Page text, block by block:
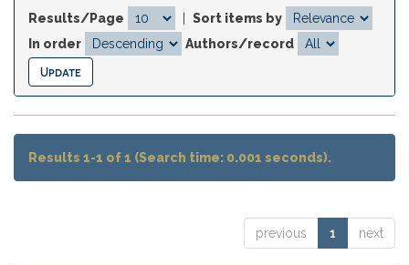
Results/Page
Sort items by
In order
Authors/record
Results 1-1 of 1 (Search time: 0.001 seconds).
previous 1 next